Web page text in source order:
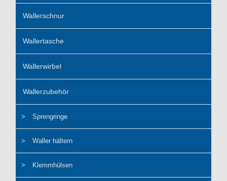
Wallerschnur
Wallertasche
Wallerwirbel
Wallerzubehör
Sprengringe
Waller hältern
Klemmhülsen